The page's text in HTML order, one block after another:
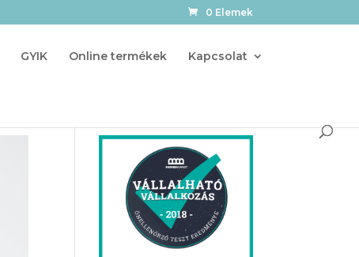
0 Elemek
GYIK Online termékek Kapcsolat